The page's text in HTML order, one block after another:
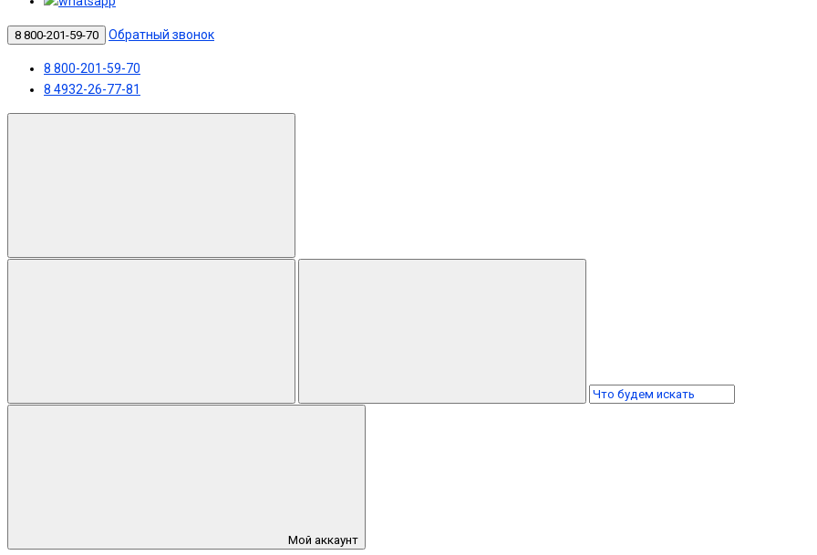
8 800-201-59-70 Обратный звонок
8 800-201-59-70
8 4932-26-77-81
Мой аккаунт